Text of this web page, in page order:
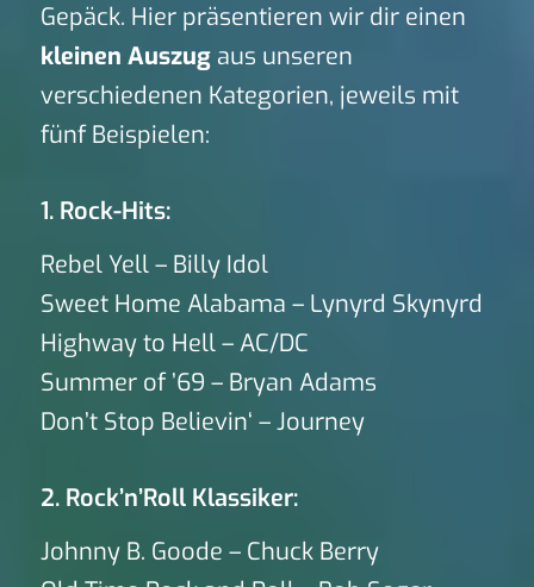
Gepäck. Hier präsentieren wir dir einen
kleinen Auszugaus unseren
verschiedenen Kategorien, jeweils mit
fünf Beispielen:
1. Rock-Hits:
Rebel Yell – Billy Idol
Sweet Home Alabama – Lynyrd Skynyrd
Highway to Hell – AC/DC
Summer of ’69 – Bryan Adams
Don’t Stop Believin‘ – Journey
2. Rock’n’Roll Klassiker:
Johnny B. Goode – Chuck Berry